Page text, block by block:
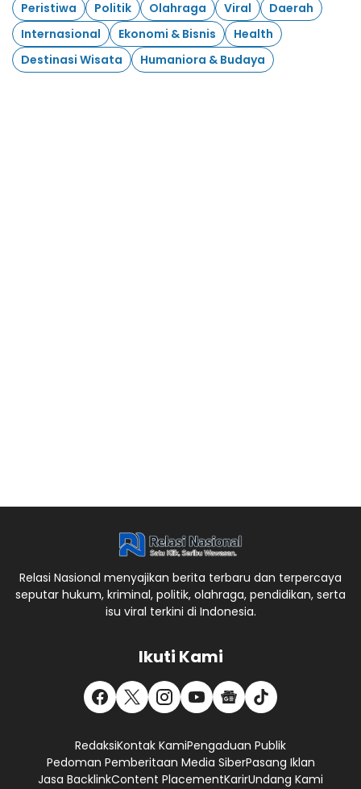
Peristiwa
Politik Olahraga Viral
Daerah
Internasional
Ekonomi & Bisnis
Health
Destinasi Wisata
Humaniora & Budaya
Relasi Nasional menyajikan berita terbaru dan terpercaya
seputar hukum, kriminal, politik, olahraga, pendidikan, serta
isu viral terkini di Indonesia.
Ikuti Kami
RedaksiKontak KamiPengaduan Publik
Pedoman Pemberitaan Media SiberPasang Iklan
Jasa BacklinkContent PlacementKarirUndang Kami